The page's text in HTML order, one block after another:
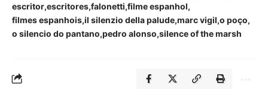
escritor escritores falonetti filme espanhol
filmes espanhois il silenzio della palude marc vigil o poço
o silencio do pantano pedro alonso silence of the marsh